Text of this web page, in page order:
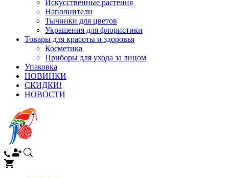
Искусственные растения
Наполнители
Тычинки для цветов
Украшения для флористики
Товары для красоты и здоровья
Косметика
Приборы для ухода за лицом
Упаковка
НОВИНКИ
СКИДКИ!
НОВОСТИ